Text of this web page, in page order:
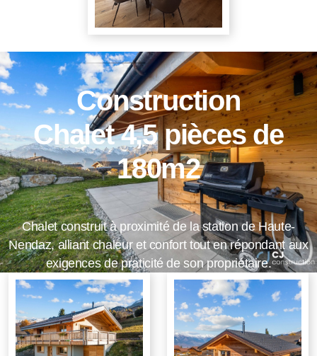
Construction
Chalet 4,5 pièces de
180m2
Chalet construit à proximité de la station de Haute-
Nendaz, alliant chaleur et confort tout en répondant aux
exigences de praticité de son propriétaire.